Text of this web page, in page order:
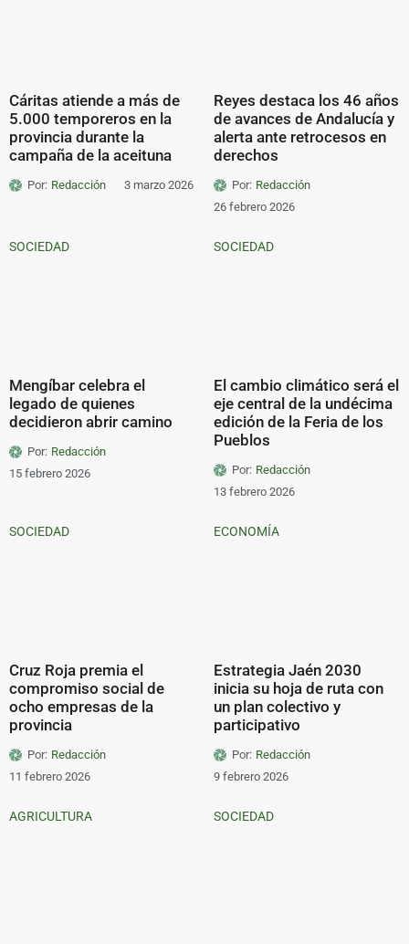
Cáritas atiende a más de
5.000 temporeros en la
provincia durante la
campaña de la aceituna
Por: Redacción 3 marzo 2026
Reyes destaca los 46 años
de avances de Andalucía y
alerta ante retrocesos en
derechos
Por: Redacción
26 febrero 2026
SOCIEDAD
Mengíbar celebra el
legado de quienes
decidieron abrir camino
Por: Redacción
15 febrero 2026
SOCIEDAD
El cambio climático será el
eje central de la undécima
edición de la Feria de los
Pueblos
Por: Redacción
13 febrero 2026
SOCIEDAD
Cruz Roja premia el
compromiso social de
ocho empresas de la
provincia
Por: Redacción
11 febrero 2026
ECONOMÍA
Estrategia Jaén 2030
inicia su hoja de ruta con
un plan colectivo y
participativo
Por: Redacción
9 febrero 2026
AGRICULTURA SOCIEDAD